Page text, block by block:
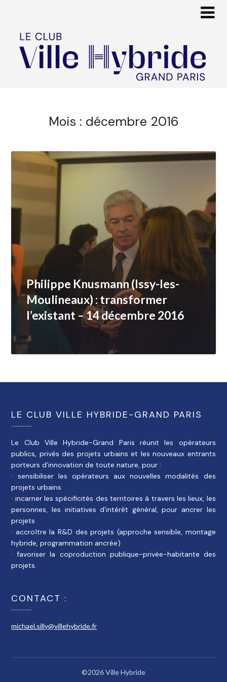
Mois : décembre 2016
Philippe Knusmann (Issy-les-
Moulineaux) : transformer
l’existant – 14 décembre 2016
LE CLUB VILLE HYBRIDE-GRAND PARIS
Le Club Ville Hybride-Grand Paris réunit les opérateurs
publics, privés des projets urbains et les nouveaux entrants
porteurs d’innovation de toute nature, pour :
· sensibiliser les opérateurs aux nouvelles modalités des
projets urbains
· incarner les spécificités des territoires à travers les lieux, les
personnes, les initiatives d’intérêt général, pour ancrer les
projets
· accroître la R&D des projets (approche sensible, montage
hybride, programmation ancrée)
· favoriser la coproduction publique-privée-habitante des
projets.
CONTACT :
michael.silly@villehybride.fr
©2026 Ville Hybride